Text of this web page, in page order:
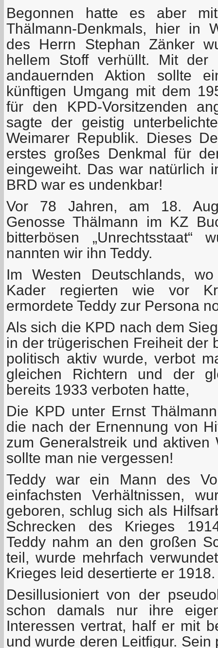
Begonnen hatte es aber
Thälmann-Denkmals, hier in
des Herrn Stephan Zänker
hellem Stoff verhüllt. Mit der
andauernden Aktion sollte
künftigen Umgang mit dem
für den KPD-Vorsitzenden
sagte der geistig
Weimarer Republik. Dieses
erstes großes Denkmal für
eingeweiht. Das war natürlich
BRD war es undenkbar!
Vor 78 Jahren, am 18.
Genosse Thälmann im KZ
bitterbösen
nannten wir ihn Teddy.
Im Westen Deutschlands,
Kader regierten wie vor
ermordete Teddy zur Persona
Als sich die KPD nach dem
in der trügerischen Freiheit der
politisch aktiv wurde, verbot
gleichen Richtern und der
bereits 1933 verboten hatte,
Die KPD unter Ernst
die nach der Ernennung von
zum Generalstreik und aktiven
sollte man nie vergessen!
Teddy war ein Mann des
einfachsten Verhältnissen,
geboren, schlug sich als
Schrecken des Krieges
Teddy nahm an den großen
teil, wurde mehrfach
Krieges leid desertierte er 1918.
Desillusioniert von der
schon damals nur ihre
Interessen vertrat, half er mit
und wurde deren Leitfigur.